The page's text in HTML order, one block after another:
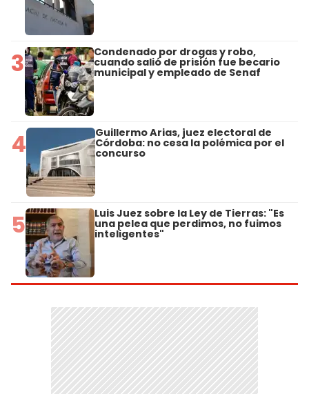
3 Condenado por drogas y robo,
cuando salió de prisión fue becario
municipal y empleado de Senaf
4 Guillermo Arias, juez electoral de
Córdoba: no cesa la polémica por el
concurso
5 Luis Juez sobre la Ley de Tierras: "Es
una pelea que perdimos, no fuimos
inteligentes"